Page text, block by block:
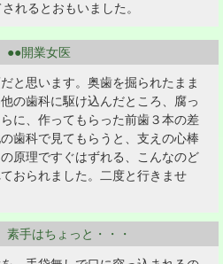
れるとおもいました。
開業女医
と思います。奥歯を掘られたまま
の歯科に駆け込んだところ、腐っ
に、作ってもらった前歯３本の差
歯科で見てもらうと、支えの心棒
原理ですぐはずれる、こんなのど
おられました。二度と行きませ
手はちょっと・・・